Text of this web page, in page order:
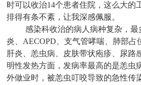
时可以收治14个患者住院，这么大的
排得有条不紊，让我深感佩服。
感染科收治的病人病种复杂，
炎、AECOPD、支气管哮喘、肺部占
肝炎、恙虫病、皮肤带状疱疹、尿路
明性发热方面，发病率最高的是恙虫
外做业时，被恙虫叮咬导致的急性传